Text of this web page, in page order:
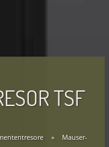
TSF
»
Mauser-